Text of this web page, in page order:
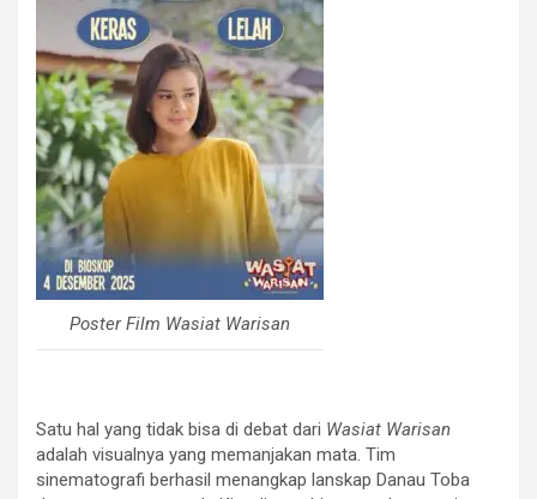
Poster Film Wasiat Warisan
Satu hal yang tidak bisa di debat dari Wasiat Warisan
adalah visualnya yang memanjakan mata. Tim
sinematografi berhasil menangkap lanskap Danau Toba